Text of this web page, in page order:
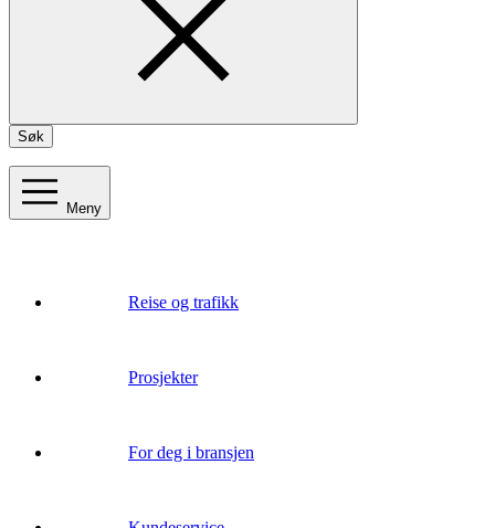
Søk
Meny
Reise og trafikk
Prosjekter
For deg i bransjen